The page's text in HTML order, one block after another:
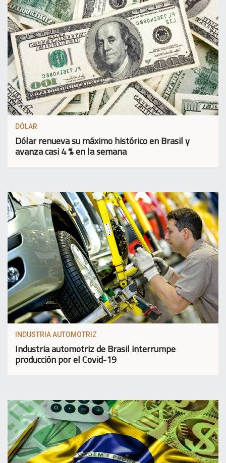
DÓLAR
Dólar renueva su máximo histórico en Brasil y
avanza casi 4 % en la semana
INDUSTRIA AUTOMOTRIZ
Industria automotriz de Brasil interrumpe
producción por el Covid-19